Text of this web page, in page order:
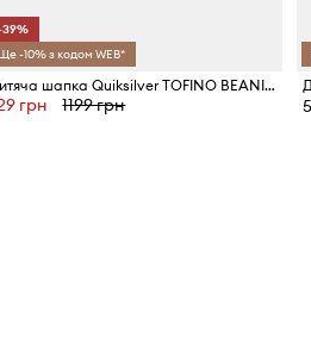
39%
Ще -10% з кодом WEB*
Дитяча шапка Quiksilver TOFINO BEANIE
грн 1199 грн